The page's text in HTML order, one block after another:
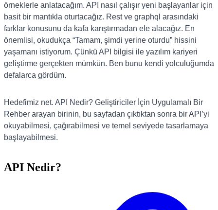
örneklerle anlatacağım. API nasıl çalışır yeni başlayanlar için
basit bir mantıkla oturtacağız. Rest ve graphql arasındaki
farklar konusunu da kafa karıştırmadan ele alacağız. En
önemlisi, okudukça “Tamam, şimdi yerine oturdu” hissini
yaşamanı istiyorum. Çünkü API bilgisi ile yazılım kariyeri
geliştirme gerçekten mümkün. Ben bunu kendi yolculuğumda
defalarca gördüm.
Hedefimiz net. API Nedir? Geliştiriciler İçin Uygulamalı Bir
Rehber arayan birinin, bu sayfadan çıktıktan sonra bir API’yi
okuyabilmesi, çağırabilmesi ve temel seviyede tasarlamaya
başlayabilmesi.
API Nedir?